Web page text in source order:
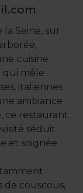
Seine, sur
cuisine
qui mêle
italiennes
ambiance
ce restaurant
séduit
et soignée.
de couscous,